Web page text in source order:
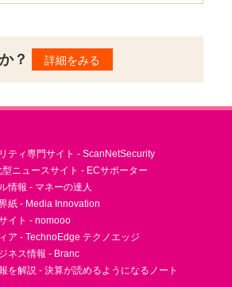
？ 詳細をみる
ティ専門サイト - ScanNetSecurity
型ニュースサイト - ECサポーター
情報 - マネーの達人
紙 - Media Innovation
イト - nomooo
ア - TechnoEdge テクノエッジ
ネス情報 - Branc
を解説 - 決算が読めるようになるノート